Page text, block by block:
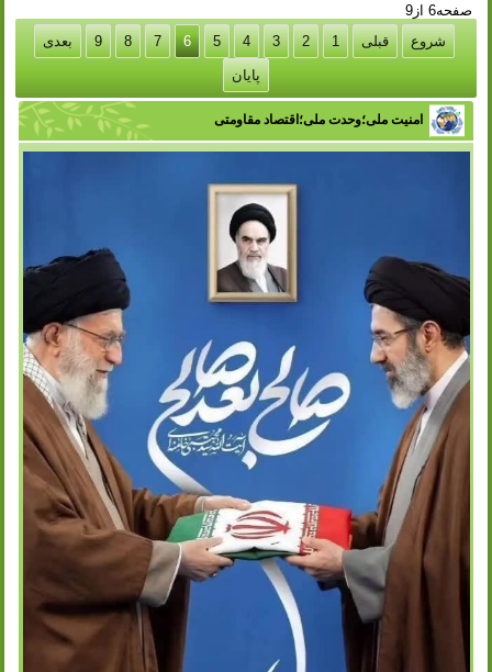
صفحه6 از9
شروع
قبلی 1
2
3
4
5
6
7
8
9 بعدی
پایان
امنیت ملی؛وحدت ملی؛اقتصاد مقاومتی